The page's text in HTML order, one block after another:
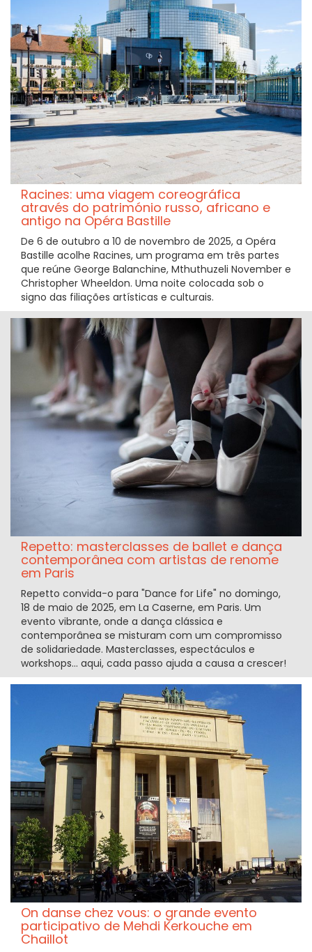
Racines: uma viagem coreográfica
através do património russo, africano e
antigo na Opéra Bastille
De 6 de outubro a 10 de novembro de 2025, a Opéra
Bastille acolhe Racines, um programa em três partes
que reúne George Balanchine, Mthuthuzeli November e
Christopher Wheeldon. Uma noite colocada sob o
signo das filiações artísticas e culturais.
Repetto: masterclasses de ballet e dança
contemporânea com artistas de renome
em Paris
Repetto convida-o para "Dance for Life" no domingo,
18 de maio de 2025, em La Caserne, em Paris. Um
evento vibrante, onde a dança clássica e
contemporânea se misturam com um compromisso
de solidariedade. Masterclasses, espectáculos e
workshops... aqui, cada passo ajuda a causa a crescer!
On danse chez vous: o grande evento
participativo de Mehdi Kerkouche em
Chaillot